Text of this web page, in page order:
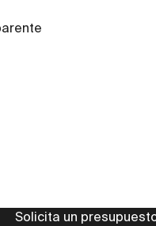
Solicita un